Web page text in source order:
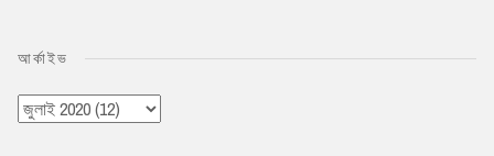
আর্কাইভ